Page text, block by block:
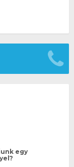
egy